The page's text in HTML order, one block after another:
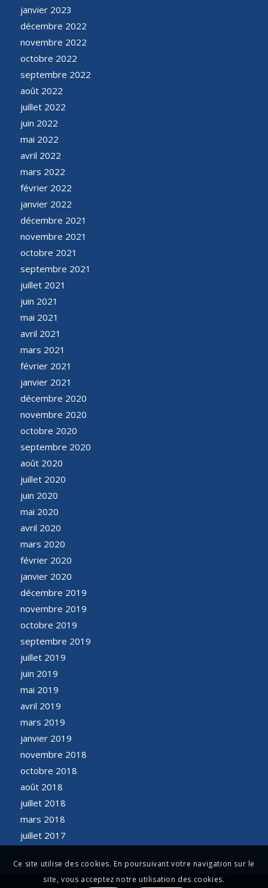
janvier 2023
décembre 2022
novembre 2022
octobre 2022
septembre 2022
août 2022
juillet 2022
juin 2022
mai 2022
avril 2022
mars 2022
février 2022
janvier 2022
décembre 2021
novembre 2021
octobre 2021
septembre 2021
juillet 2021
juin 2021
mai 2021
avril 2021
mars 2021
février 2021
janvier 2021
décembre 2020
novembre 2020
octobre 2020
septembre 2020
août 2020
juillet 2020
juin 2020
mai 2020
avril 2020
mars 2020
février 2020
janvier 2020
décembre 2019
novembre 2019
octobre 2019
septembre 2019
juillet 2019
juin 2019
mai 2019
avril 2019
mars 2019
janvier 2019
novembre 2018
octobre 2018
août 2018
juillet 2018
mars 2018
juillet 2017
Ce site utilise des cookies. En poursuivant votre navigation sur le
site, vous acceptez notre utilisation des cookies.